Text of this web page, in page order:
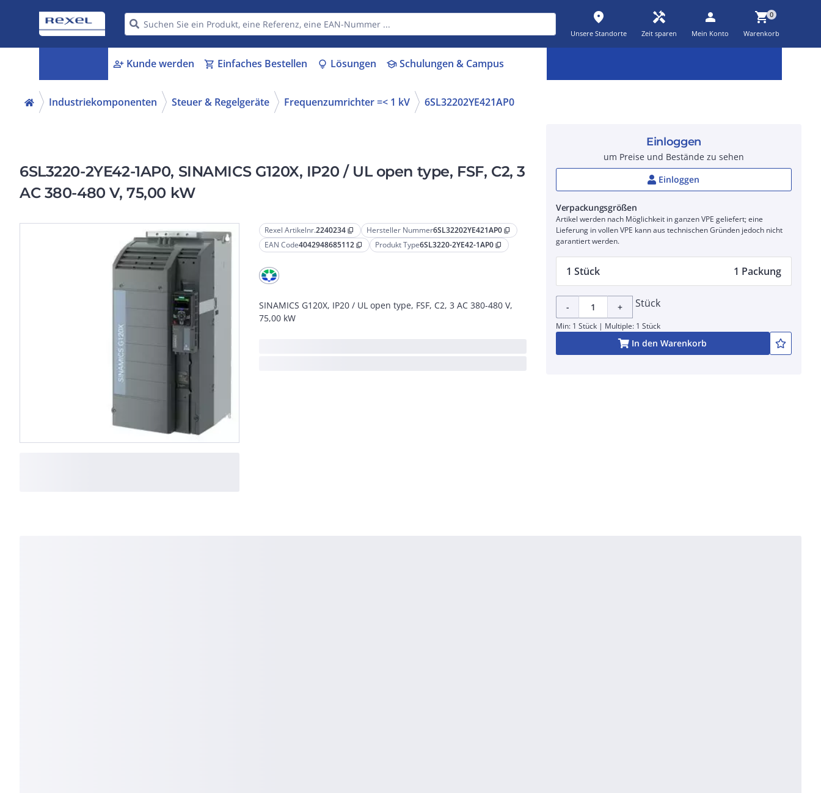
place
Unsere Standorte
handyman
Zeit sparen
person
Mein Konto
shopping_cart0
Warenkorb
person_add Kunde werden shopping_cart Einfaches Bestellen lightbulb Lösungen schoolSchulungen & Campus
Industriekomponenten Steuer & Regelgeräte Frequenzumrichter =< 1 kV 6SL32202YE421AP0
6SL3220-2YE42-1AP0, SINAMICS G120X, IP20 / UL open type, FSF, C2, 3
AC 380-480 V, 75,00 kW
Rexel Artikelnr.2240234 content_copy Hersteller Nummer6SL32202YE421AP0 content_copy
EAN Code4042948685112 content_copy Produkt Type6SL3220-2YE42-1AP0 content_copy
SINAMICS G120X, IP20 / UL open type, FSF, C2, 3 AC 380-480 V,
75,00 kW
Einloggen
um Preise und Bestände zu sehen
Einloggen
Verpackungsgrößen
Artikel werden nach Möglichkeit in ganzen VPE geliefert; eine
Lieferung in vollen VPE kann aus technischen Gründen jedoch nicht
garantiert werden.
1 Stück 1 Packung
- + Stück
Min: 1 Stück | Multiple: 1 Stück
In den Warenkorb